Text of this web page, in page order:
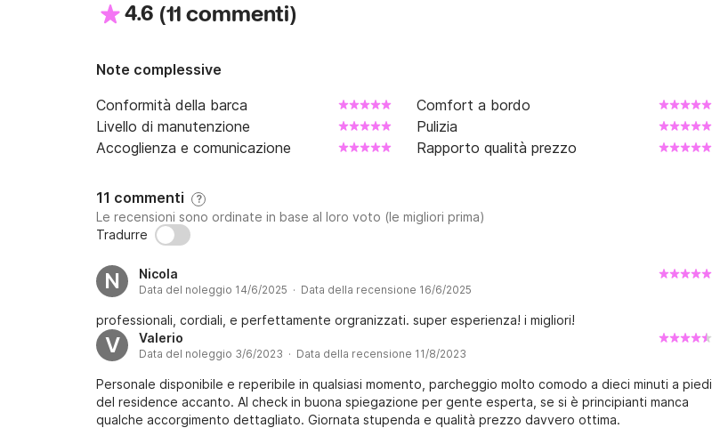
4.6 (11 commenti)
Note complessive
Conformità della barca
Comfort a bordo
Livello di manutenzione
Pulizia
Accoglienza e comunicazione
Rapporto qualità prezzo
11 commenti ?
Le recensioni sono ordinate in base al loro voto (le migliori prima)
Tradurre
N Nicola
Data del noleggio 14/6/2025 · Data della recensione 16/6/2025
professionali, cordiali, e perfettamente orgranizzati. super esperienza! i migliori!
V Valerio
Data del noleggio 3/6/2023 · Data della recensione 11/8/2023
Personale disponibile e reperibile in qualsiasi momento, parcheggio molto comodo a dieci minuti a piedi
del residence accanto. Al check in buona spiegazione per gente esperta, se si è principianti manca
qualche accorgimento dettagliato. Giornata stupenda e qualità prezzo davvero ottima.